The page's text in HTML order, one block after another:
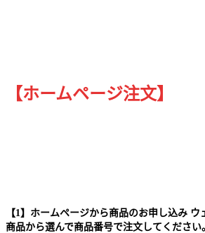
【ホームページ注文】
【1】ホームページから商品のお申し込み
商品から選んで商品番号で注文してください